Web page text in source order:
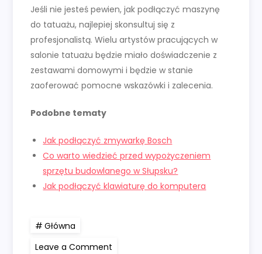
Jeśli nie jesteś pewien, jak podłączyć maszynę
do tatuażu, najlepiej skonsultuj się z
profesjonalistą. Wielu artystów pracujących w
salonie tatuażu będzie miało doświadczenie z
zestawami domowymi i będzie w stanie
zaoferować pomocne wskazówki i zalecenia.
Podobne tematy
Jak podłączyć zmywarkę Bosch
Co warto wiedzieć przed wypożyczeniem
sprzętu budowlanego w Słupsku?
Jak podłączyć klawiaturę do komputera
Główna
Leave a Comment